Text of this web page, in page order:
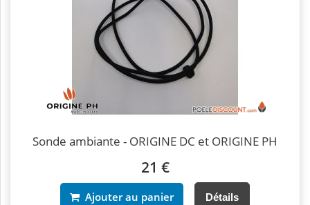
Sonde ambiante - ORIGINE DC et ORIGINE PH
21 €
Ajouter au panier Détails